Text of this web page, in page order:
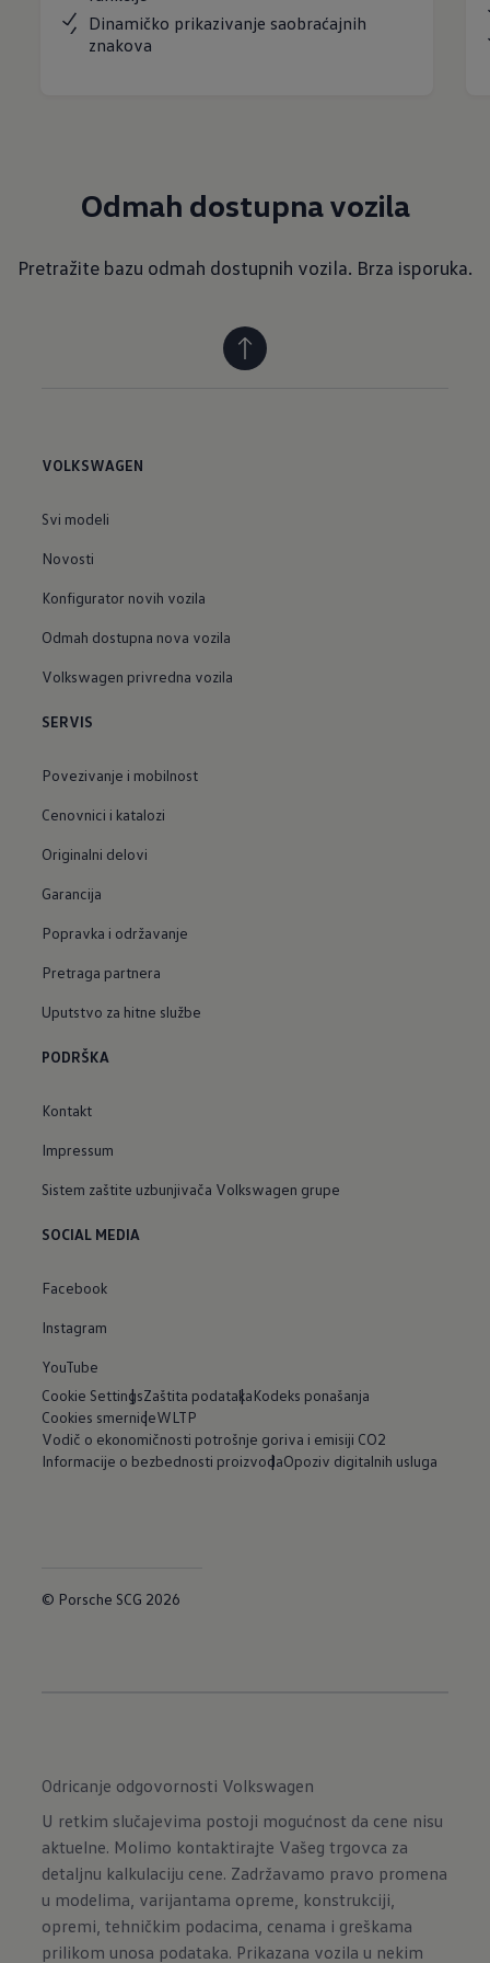
Dinamičko prikazivanje saobraćajnih
znakova
Odmah dostupna vozila
Pretražite bazu odmah dostupnih vozila. Brza isporuka.
VOLKSWAGEN
Svi modeli
Novosti
Konfigurator novih vozila
Odmah dostupna nova vozila
Volkswagen privredna vozila
SERVIS
Povezivanje i mobilnost
Cenovnici i katalozi
Originalni delovi
Garancija
Popravka i održavanje
Pretraga partnera
Uputstvo za hitne službe
PODRŠKA
Kontakt
Impressum
Sistem zaštite uzbunjivača Volkswagen grupe
SOCIAL MEDIA
Facebook
Instagram
YouTube
Cookie SettingsZaštita podatakaKodeks ponašanja
Cookies smerniceWLTP
Vodič o ekonomičnosti potrošnje goriva i emisiji CO2
Informacije o bezbednosti proizvodaOpoziv digitalnih usluga
© Porsche SCG 2026
Odricanje odgovornosti Volkswagen
U retkim slučajevima postoji mogućnost da cene nisu
aktuelne. Molimo kontaktirajte Vašeg trgovca za
detaljnu kalkulaciju cene. Zadržavamo pravo promena
u modelima, varijantama opreme, konstrukciji,
opremi, tehničkim podacima, cenama i greškama
prilikom unosa podataka. Prikazana vozila u nekim